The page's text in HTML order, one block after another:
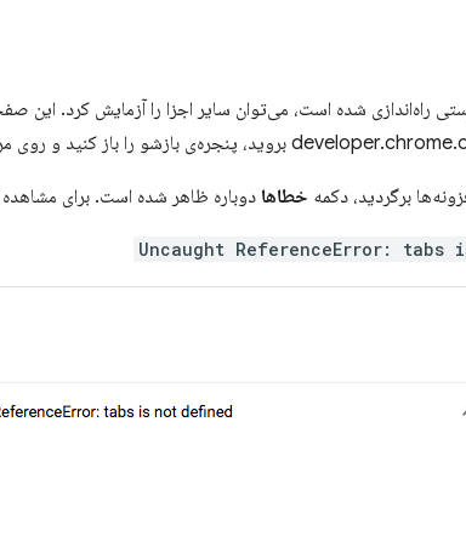
راه‌اندازی شده است، می‌توان سایر اجزا را آزمایش کرد. این
برگردید، دکمه خطاها دوباره ظاهر شده است. برای
Uncaught ReferenceError: tabs